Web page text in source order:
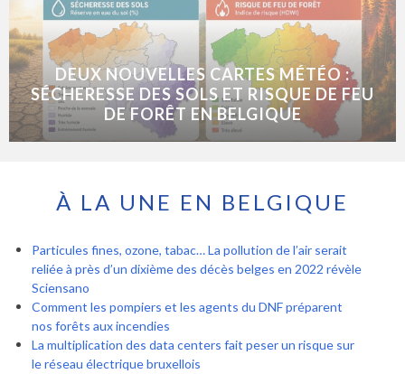
DEUX NOUVELLES CARTES MÉTÉO :
SÉCHERESSE DES SOLS ET RISQUE DE FEU
DE FORÊT EN BELGIQUE
À LA UNE EN BELGIQUE
Particules fines, ozone, tabac… La pollution de l’air serait
reliée à près d’un dixième des décès belges en 2022 révèle
Sciensano
Comment les pompiers et les agents du DNF préparent
nos forêts aux incendies
La multiplication des data centers fait peser un risque sur
le réseau électrique bruxellois